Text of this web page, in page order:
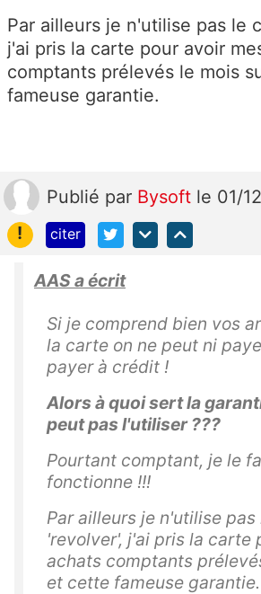
Par ailleurs je n'utilise pas le
j'ai pris la carte pour avoir
comptants prélevés le mois
fameuse garantie.
Publié par Bysoft le 01/
!
citer
AAS a écrit
Si je comprend bien vos
la carte on ne peut ni
payer à crédit !
Alors à quoi sert la
peut pas l'utiliser ???
Pourtant comptant, je le
fonctionne !!!
Par ailleurs je n'utilise
'revolver', j'ai pris la carte
achats comptants
et cette fameuse garantie.